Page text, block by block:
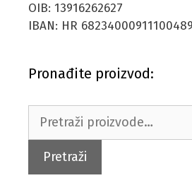
OIB: 13916262627
IBAN: HR
Pronađite proizvod:
Pretraži